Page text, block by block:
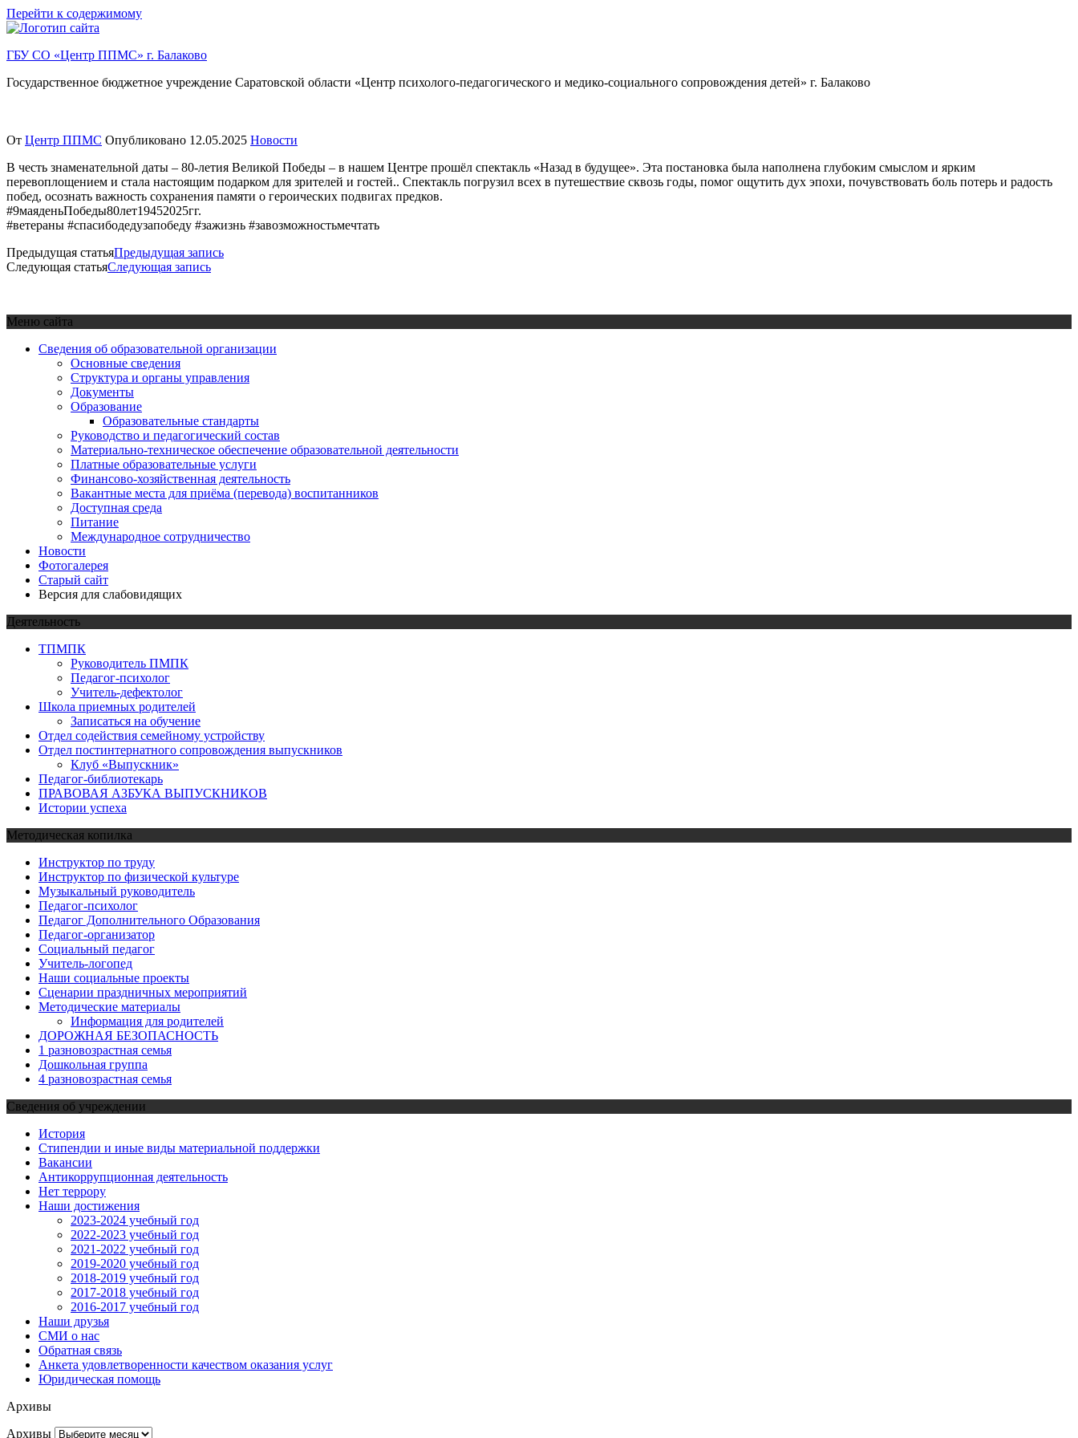
Перейти к содержимому
ГБУ СО «Центр ППМС» г. Балаково
Государственное бюджетное учреждение Саратовской области «Центр психолого-педагогического и медико-социального сопровождения детей» г. Балаково
От Центр ППМС Опубликовано 12.05.2025 Новости
В честь знаменательной даты – 80-летия Великой Победы – в нашем Центре прошёл спектакль «Назад в будущее». Эта постановка была наполнена глубоким смыслом и ярким
перевоплощением и стала настоящим подарком для зрителей и гостей.. Спектакль погрузил всех в путешествие сквозь годы, помог ощутить дух эпохи, почувствовать боль потерь и радость
побед, осознать важность сохранения памяти о героических подвигах предков.
#9маяденьПобеды80лет19452025гг.
#ветераны #спасибодедузапобеду #зажизнь #завозможностьмечтать
Предыдущая статьяПредыдущая запись
Следующая статьяСледующая запись
Меню сайта
Сведения об образовательной организации
Основные сведения
Структура и органы управления
Документы
Образование
Образовательные стандарты
Руководство и педагогический состав
Материально-техническое обеспечение образовательной деятельности
Платные образовательные услуги
Финансово-хозяйственная деятельность
Вакантные места для приёма (перевода) воспитанников
Доступная среда
Питание
Международное сотрудничество
Новости
Фотогалерея
Старый сайт
Версия для слабовидящих
Деятельность
ТПМПК
Руководитель ПМПК
Педагог-психолог
Учитель-дефектолог
Школа приемных родителей
Записаться на обучение
Отдел содействия семейному устройству
Отдел постинтернатного сопровождения выпускников
Клуб «Выпускник»
Педагог-библиотекарь
ПРАВОВАЯ АЗБУКА ВЫПУСКНИКОВ
Истории успеха
Методическая копилка
Инструктор по труду
Инструктор по физической культуре
Музыкальный руководитель
Педагог-психолог
Педагог Дополнительного Образования
Педагог-организатор
Социальный педагог
Учитель-логопед
Наши социальные проекты
Сценарии праздничных мероприятий
Методические материалы
Информация для родителей
ДОРОЖНАЯ БЕЗОПАСНОСТЬ
1 разновозрастная семья
Дошкольная группа
4 разновозрастная семья
Сведения об учреждении
История
Стипендии и иные виды материальной поддержки
Вакансии
Антикоррупционная деятельность
Нет террору
Наши достижения
2023-2024 учебный год
2022-2023 учебный год
2021-2022 учебный год
2019-2020 учебный год
2018-2019 учебный год
2017-2018 учебный год
2016-2017 учебный год
Наши друзья
СМИ о нас
Обратная связь
Анкета удовлетворенности качеством оказания услуг
Юридическая помощь
Архивы
Архивы